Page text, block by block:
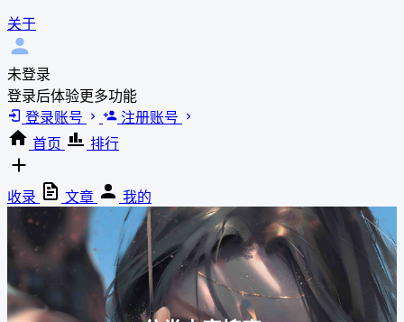
关于
未登录
登录后体验更多功能
登录账号
注册账号
首页
排行
收录 文章 我的